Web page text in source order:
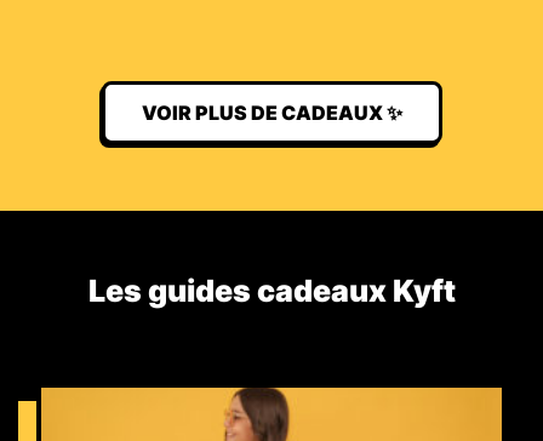
VOIR PLUS DE CADEAUX ✨
Les guides cadeaux Kyft​